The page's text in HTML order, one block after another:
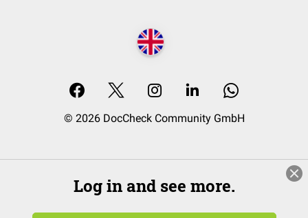
© 2026 DocCheck Community GmbH
Log in and see more.